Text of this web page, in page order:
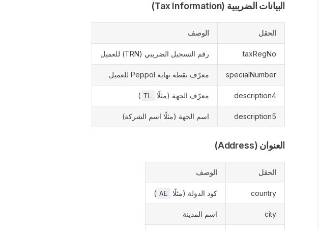
البيانات الضريبية (Tax Information)
الحقل الوصف
taxRegNo رقم التسجيل الضريبي (TRN) للعميل
specialNumber معرّف نقطة نهاية Peppol للعميل
description4 معرّف الجهة (مثلًا TL
)
description5 اسم الجهة (مثلًا اسم الشركة)
العنوان (Address)
الحقل الوصف
country كود الدولة (مثلًا AE
)
city اسم المدينة